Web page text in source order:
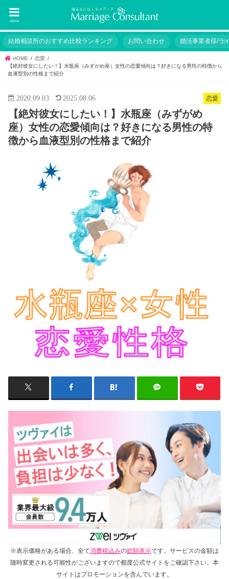
menu
結婚相談所のおすすめ比較ランキング お問い合わせ 婚活事業者様/ラ
HOME
恋愛
【絶対彼女にしたい！】水瓶座（みずがめ座）女性の恋愛傾向は？好きになる男性の特徴から
血液型別の性格まで紹介
恋愛
2020.09.03 2025.08.06
【絶対彼女にしたい！】水瓶座（みずがめ
座）女性の恋愛傾向は？好きになる男性の特
徴から血液型別の性格まで紹介
※表示価格がある場合、全て消費税込みの総額表示です。サービスの金額は
随時変更される可能性がございますので都度公式サイトをご確認下さい。本
サイトはプロモーションを含んでいます。